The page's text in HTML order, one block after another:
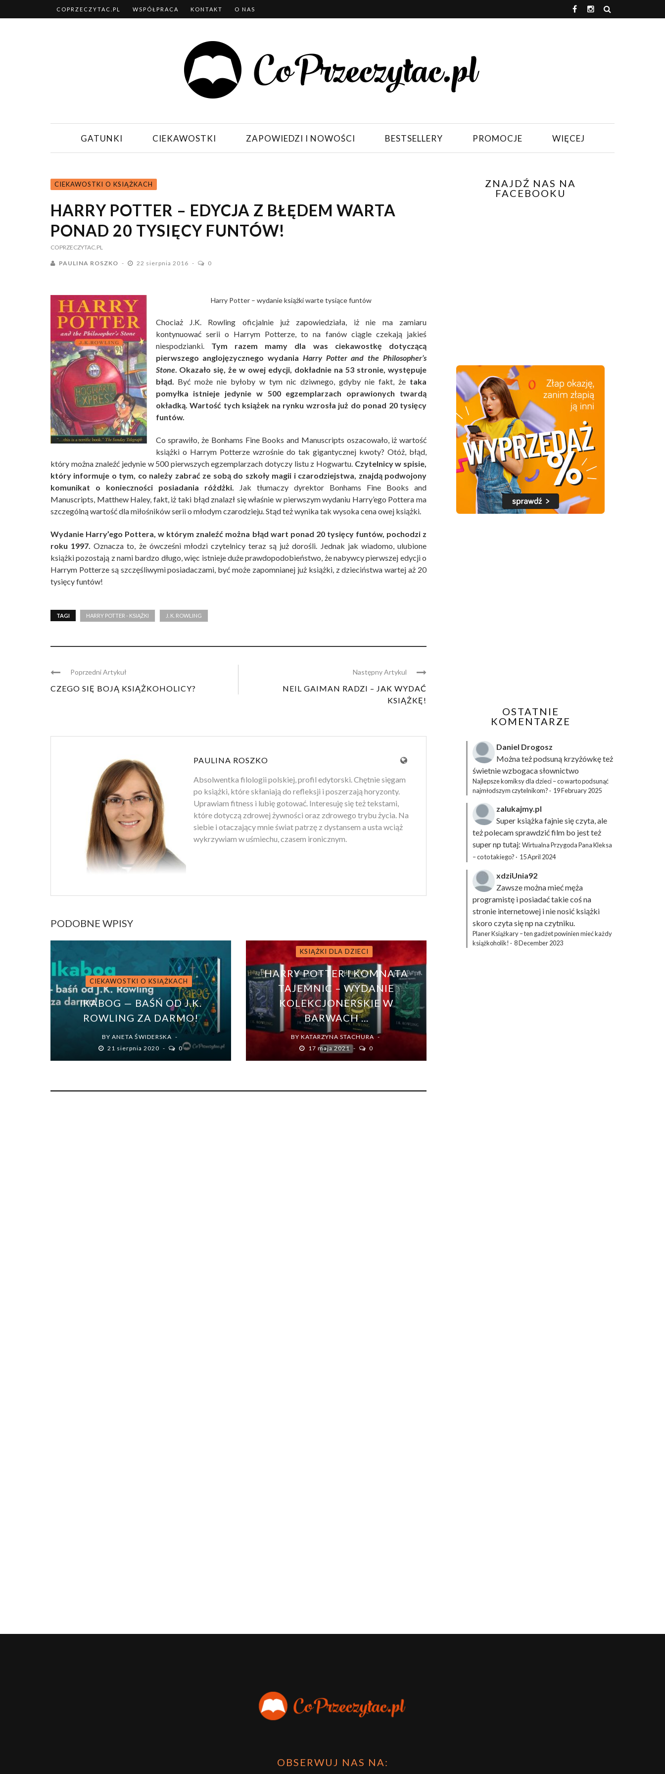
COPRZECZYTAC.PL WSPÓŁPRACA KONTAKT O NAS
GATUNKI CIEKAWOSTKI ZAPOWIEDZI I NOWOŚCI BESTSELLERY PROMOCJE WIĘCEJ
CIEKAWOSTKI O KSIĄŻKACH
HARRY POTTER – EDYCJA Z BŁĘDEM WARTA
PONAD 20 TYSIĘCY FUNTÓW!
COPRZECZYTAC.PL
PAULINA ROSZKO 22 sierpnia 2016 0
Harry Potter – wydanie książki warte tysiące funtów
Chociaż J.K. Rowling oficjalnie już zapowiedziała, iż nie ma zamiaru
kontynuować serii o Harrym Potterze, to na fanów ciągle czekają jakieś
niespodzianki.Tym razem mamy dla was ciekawostkę dotyczącą
pierwszego anglojęzycznego wydania Harry Potter and the Philosopher’s
Stone. Okazało się, że w owej edycji, dokładnie na 53 stronie, występuje
błąd. Być może nie byłoby w tym nic dziwnego, gdyby nie fakt, że taka
pomyłka istnieje jedynie w 500 egzemplarzach oprawionych twardą
okładką. Wartość tych książek na rynku wzrosła już do ponad 20 tysięcy
funtów.
Co sprawiło, że Bonhams Fine Books and Manuscripts oszacowało, iż wartość
książki o Harrym Potterze wzrośnie do tak gigantycznej kwoty? Otóż, błąd,
który można znaleźć jedynie w 500 pierwszych egzemplarzach dotyczy listu z Hogwartu. Czytelnicy w spisie,
który informuje o tym, co należy zabrać ze sobą do szkoły magii i czarodziejstwa, znajdą podwojony
komunikat o konieczności posiadania różdżki. Jak tłumaczy dyrektor Bonhams Fine Books and
Manuscripts, Matthew Haley, fakt, iż taki błąd znalazł się właśnie w pierwszym wydaniu Harry’ego Pottera ma
szczególną wartość dla miłośników serii o młodym czarodzieju. Stąd też wynika tak wysoka cena owej książki.
Wydanie Harry’ego Pottera, w którym znaleźć można błąd wart ponad 20 tysięcy funtów, pochodzi z
roku 1997. Oznacza to, że ówcześni młodzi czytelnicy teraz są już dorośli. Jednak jak wiadomo, ulubione
książki pozostają z nami bardzo długo, więc istnieje duże prawdopodobieństwo, że nabywcy pierwszej edycji o
Harrym Potterze są szczęśliwymi posiadaczami, być może zapomnianej już książki, z dzieciństwa wartej aż 20
tysięcy funtów!
TAGI HARRY POTTER - KSIĄŻKI J. K. ROWLING
Poprzedni Artykuł
CZEGO SIĘ BOJĄ KSIĄŻKOHOLICY?
Następny Artykul
NEIL GAIMAN RADZI – JAK WYDAĆ
KSIĄŻKĘ!
PAULINA ROSZKO
Absolwentka filologii polskiej, profil edytorski. Chętnie sięgam
po książki, które skłaniają do refleksji i poszerzają horyzonty.
Uprawiam fitness i lubię gotować. Interesuję się też tekstami,
które dotyczą zdrowej żywności oraz zdrowego trybu życia. Na
siebie i otaczający mnie świat patrzę z dystansem a usta wciąż
wykrzywiam w uśmiechu, czasem ironicznym.
PODOBNE WPISY
CIEKAWOSTKI O KSIĄŻKACH
IKABOG — BAŚŃ OD J.K.
ROWLING ZA DARMO!
BY ANETA ŚWIDERSKA
21 sierpnia 2020
0
KSIĄŻKI DLA DZIECI
HARRY POTTER I KOMNATA
TAJEMNIC – WYDANIE
KOLEKCJONERSKIE W
BARWACH ...
BY KATARZYNA STACHURA
17 maja 2021
0
ZNAJDŹ NAS NA
FACEBOOKU
OSTATNIE
KOMENTARZE
Daniel Drogosz
Można też podsuną krzyżówkęteż
świetnie wzbogaca słownictwo
Najlepsze komiksy dla dzieci – co warto podsunąć
najmłodszym czytelnikom? · 19 February 2025
zalukajmy.pl
Super książka fajnie się czyta, ale
też polecam sprawdzić film bo jest też
super np tutaj: Wirtualna Przygoda Pana Kleksa
– co to takiego? · 15 April 2024
xdziUnia92
Zawsze można mieć męża
programistę i posiadać takie coś na
stronie internetowej i nie nosić książki
skoro czyta się np na czytniku.
Planer Książkary – ten gadżet powinien mieć każdy
książkoholik! · 8 December 2023
OBSERWUJ NAS NA: